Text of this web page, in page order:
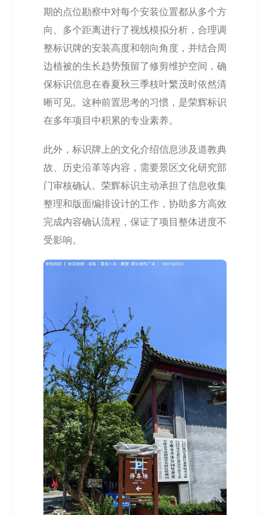
期的点位勘察中对每个安装位置都从多个方
向、多个距离进行了视线模拟分析，合理调
整标识牌的安装高度和朝向角度，并结合周
边植被的生长趋势预留了修剪维护空间，确
保标识信息在春夏秋三季枝叶繁茂时依然清
晰可见。这种前置思考的习惯，是荣辉标识
在多年项目中积累的专业素养。
此外，标识牌上的文化介绍信息涉及道教典
故、历史沿革等内容，需要景区文化研究部
门审核确认。荣辉标识主动承担了信息收集
整理和版面编排设计的工作，协助多方高效
完成内容确认流程，保证了项目整体进度不
受影响。